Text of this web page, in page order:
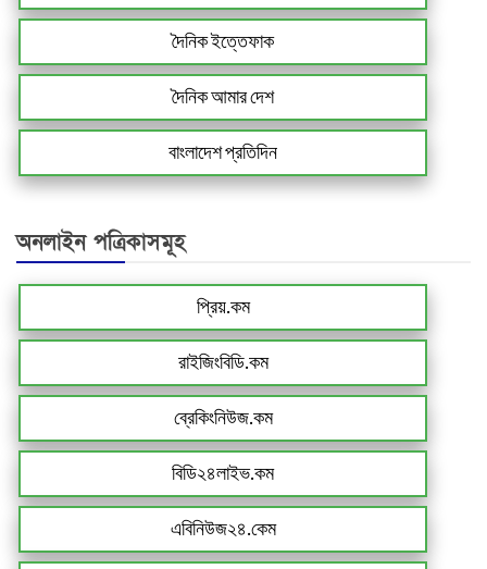
দৈনিক ইত্তেফাক
দৈনিক আমার দেশ
বাংলাদেশ প্রতিদিন
অনলাইন পত্রিকাসমূহ
প্রিয়.কম
রাইজিংবিডি.কম
ব্রেকিংনিউজ.কম
বিডি২৪লাইভ.কম
এবিনিউজ২৪.কেম